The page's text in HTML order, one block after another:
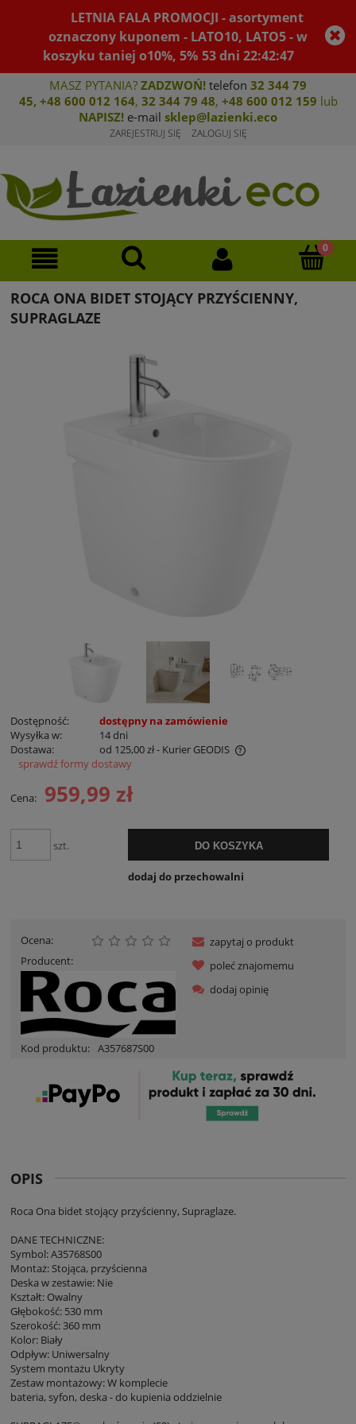
LETNIA FALA PROMOCJI - asortyment
oznaczony kuponem - LATO10, LATO5 - w
koszyku taniej o10%, 5% 53dni22:42:46
MASZ PYTANIA? ZADZWOŃ! telefon 32 344 79
45, +48 600 012 164, 32 344 79 48, +48 600 012 159 lub
NAPISZ! e-mail sklep@lazienki.eco
ZAREJESTRUJ SIĘ ZALOGUJ SIĘ
ROCA ONA BIDET STOJĄCY PRZYŚCIENNY,
SUPRAGLAZE
Dostępność:
dostępny na zamówienie
Wysyłka w:
14 dni
Dostawa:
od 125,00 zł- Kurier GEODIS
Cena nie zawiera ewentualnych kosztów płatności
sprawdź formy dostawy
Cena: 959,99 zł
szt. DO KOSZYKA
dodaj do przechowalni
Ocena:
Producent:
Kod produktu: A357687S00
zapytaj o produkt
poleć znajomemu
dodaj opinię
OPIS
Roca Ona bidet stojący przyścienny, Supraglaze.
DANE TECHNICZNE:
Symbol: A35768S00
Montaż: Stojąca, przyścienna
Deska w zestawie: Nie
Kształt: Owalny
Głębokość: 530 mm
Szerokość: 360 mm
Kolor: Biały
Odpływ: Uniwersalny
System montażu Ukryty
Zestaw montażowy: W komplecie
bateria, syfon, deska - do kupienia oddzielnie